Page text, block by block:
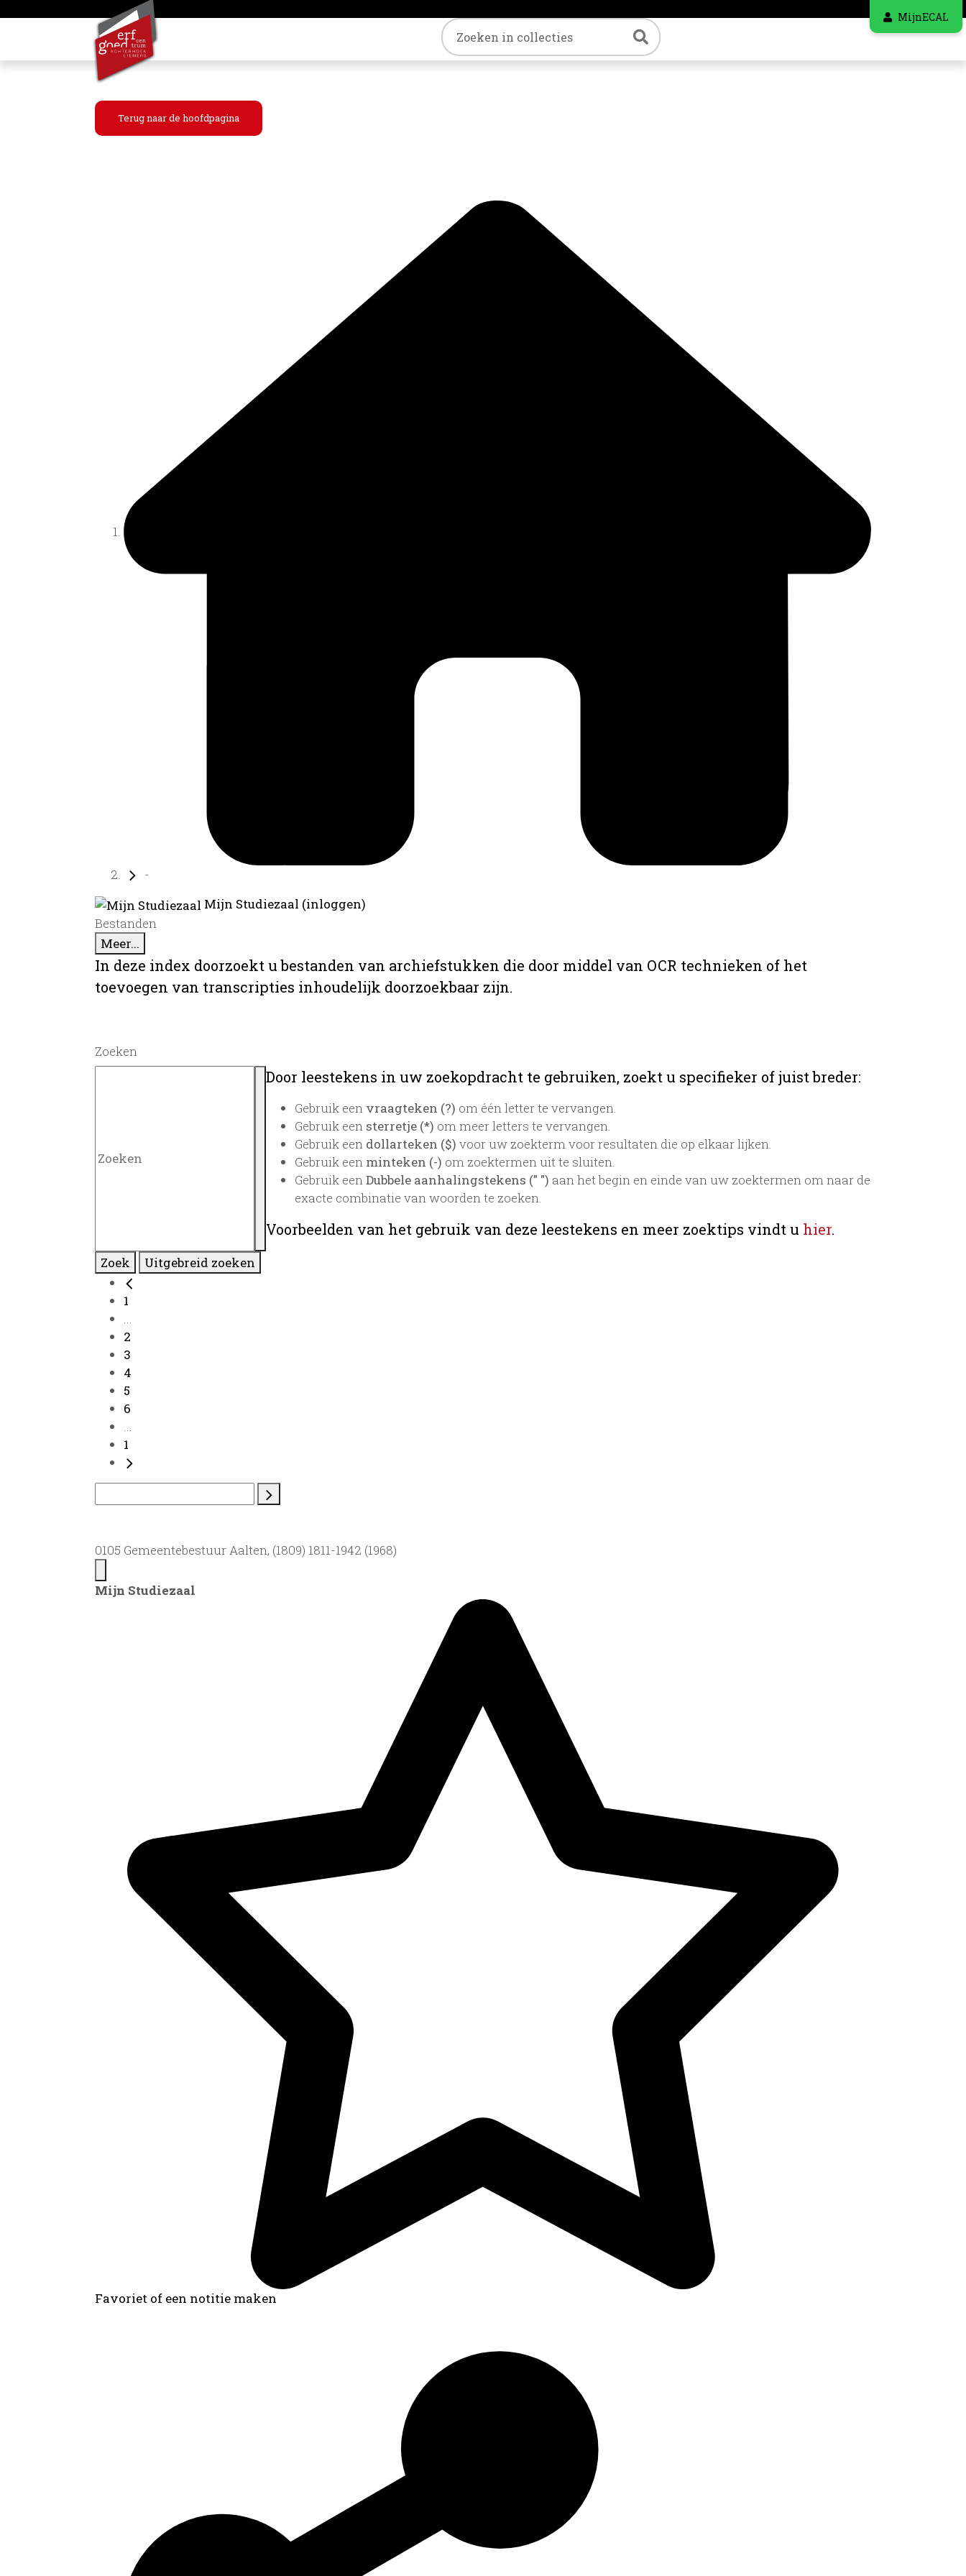
MijnECAL
Trefwoord Zoeken
Terug naar de hoofdpagina
-
Mijn Studiezaal (inloggen)
Bestanden
Meer...
In deze index doorzoekt u bestanden van archiefstukken die door middel van OCR technieken of het
toevoegen van transcripties inhoudelijk doorzoekbaar zijn.
Zoeken
Door leestekens in uw zoekopdracht te gebruiken, zoekt u specifieker of juist breder:
Gebruik een vraagteken (?) om één letter te vervangen.
Gebruik een sterretje (*) om meer letters te vervangen.
Gebruik een dollarteken ($) voor uw zoekterm voor resultaten die op elkaar lijken.
Gebruik een minteken (-) om zoektermen uit te sluiten.
Gebruik eenDubbele aanhalingstekens (" ") aan het begin en einde van uw zoektermen om naar de
exacte combinatie van woorden te zoeken.
Voorbeelden van het gebruik van deze leestekens en meer zoektips vindt u hier.
Zoek Uitgebreid zoeken
1
...
2
3
4
5
6
...
1
0105 Gemeentebestuur Aalten, (1809) 1811-1942 (1968)
Mijn Studiezaal
Favoriet of een notitie maken